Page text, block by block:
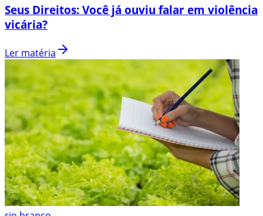
Seus Direitos: Você já ouviu falar em violência
vicária?
Ler matéria